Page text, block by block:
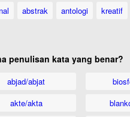
abstrak antologi kreatif
penulisan kata yang benar?
abjad/abjat
akte/akta